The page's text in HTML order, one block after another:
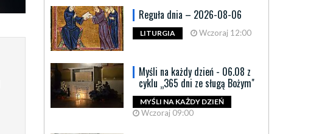
Reguła dnia – 2026-08-06
LITURGIA Wczoraj 12:00
Myśli na każdy dzień - 06.08 z
cyklu „365 dni ze sługą Bożym"
MYŚLI NA KAŻDY DZIEŃ
Wczoraj 09:00